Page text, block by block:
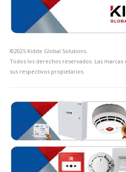
©2025 Kidde Global Solutions.
Todos los derechos reservados. Las
sus respectivos propietarios.